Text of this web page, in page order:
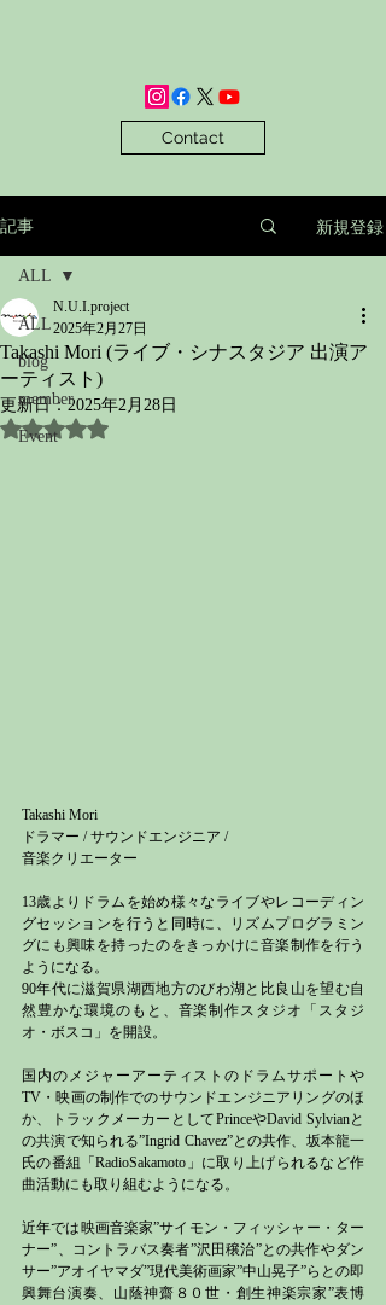
Contact
記事 新規登録
ALL
blog
member
Event
ALL
Takashi Mori (ライブ・シナスタジア 出演ア
ーティスト)
N.U.I.project
2025年2月27日
更新日：2025年2月28日
5つ星のうちNaNと評価されています。
Takashi Mori
ドラマー / サウンドエンジニア /
音楽クリエーター
13歳よりドラムを始め様々なライブやレコーディン
グセッションを行うと同時に、リズムプログラミン
グにも興味を持ったのをきっかけに音楽制作を行う
ようになる。
90年代に滋賀県湖西地方のびわ湖と比良山を望む自
然豊かな環境のもと、音楽制作スタジオ「スタジ
オ・ボスコ」を開設。
国内のメジャーアーティストのドラムサポートや
TV・映画の制作でのサウンドエンジニアリングのほ
か、トラックメーカーとしてPrinceやDavid Sylvianと
の共演で知られる”Ingrid Chavez”との共作、坂本龍一
氏の番組「RadioSakamoto」に取り上げられるなど作
曲活動にも取り組むようになる。
近年では映画音楽家”サイモン・フィッシャー・ター
ナー”、コントラバス奏者”沢田穣治”との共作やダン
サー”アオイヤマダ”現代美術画家”中山晃子”らとの即
興舞台演奏、山蔭神齋８０世・創生神楽宗家”表博